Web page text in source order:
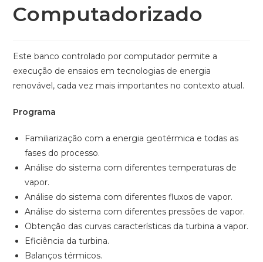
Computadorizado
Este banco controlado por computador permite a
execução de ensaios em tecnologias de energia
renovável, cada vez mais importantes no contexto atual.
Programa
Familiarização com a energia geotérmica e todas as
fases do processo.
Análise do sistema com diferentes temperaturas de
vapor.
Análise do sistema com diferentes fluxos de vapor.
Análise do sistema com diferentes pressões de vapor.
Obtenção das curvas características da turbina a vapor.
Eficiência da turbina.
Balanços térmicos.